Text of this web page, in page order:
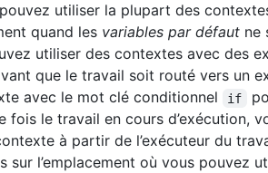
utiliser la plupart des
quand les variables par défaut ne
utiliser des contextes avec des
que le travail soit routé vers un
avec le mot clé conditionnel
if
fois le travail en cours d’exécution,
à partir de l’exécuteur du
sur l’emplacement où vous pouvez